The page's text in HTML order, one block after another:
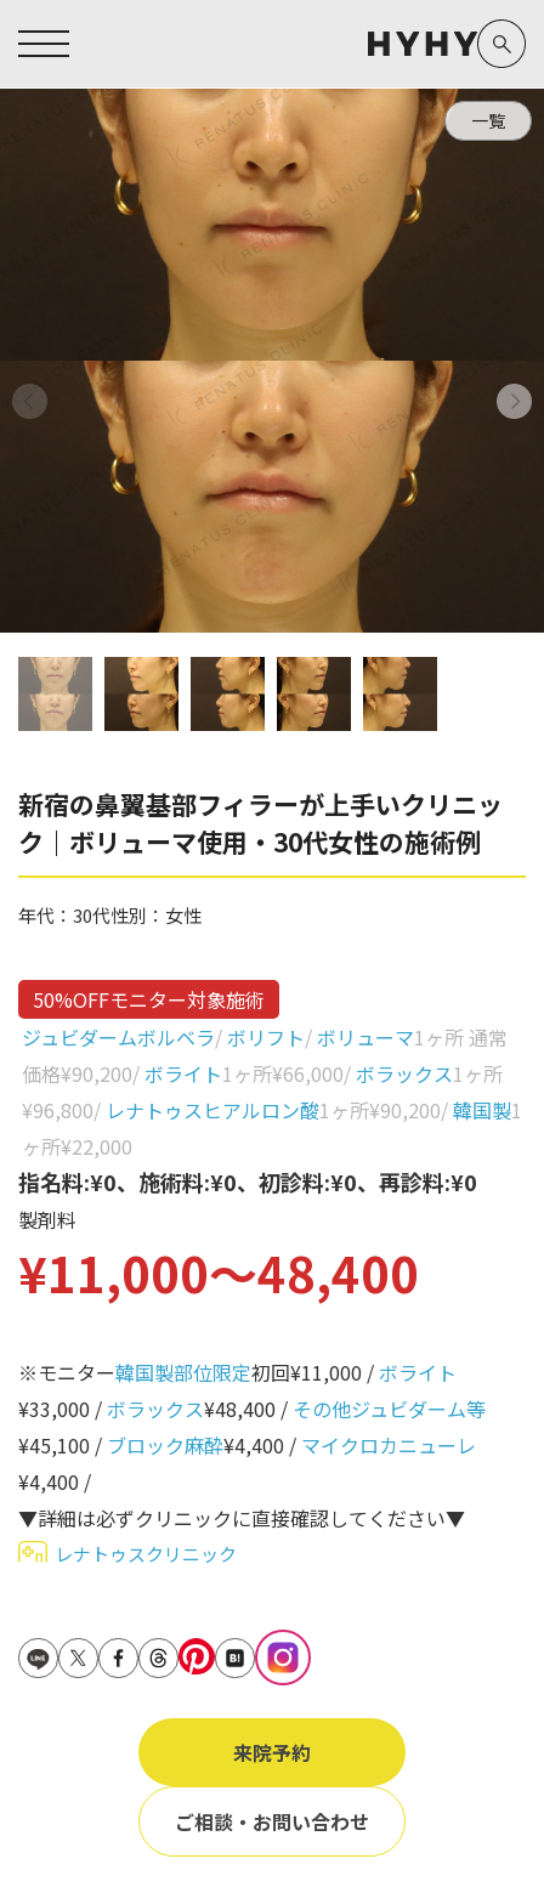
ヒアルロン酸注入症例一覧
医療脱毛症例一覧
アートメイク症例一覧
クリニック一覧
医師一覧
看護師一覧
運営元情報
よくあるご質問
お問い合わせ
プライバシーポリシー
未成年の方へ
規約
コラム
ヒアルロン酸注入 医療脱毛
担当医師から探す
高橋 希
阿部 竜介
Parts
部位から探す
額
こめかみ
目の上
涙袋
眼窩縁（目の下）
ゴルゴライン
鼻
ほうれい線
鼻翼基部
唇
口角
顎
首
ヒアルロン酸リフトアッ
立ち耳
鎖骨
Preparation
製剤から探す
ザーフ(XERF)
ボラックス
ボリューマ
ボリフト
ボライト
レナトゥスヒアルロン酸
ダイヤモンドフィール/ピ
ネハ
リジュラン
ゴウリ
その他
Gender
性別から探す
その他
年代から探す
10代
30代
60代
80代
一覧
新宿の鼻翼基部フィラーが上手いクリニッ
ク｜ボリューマ使用・30代女性の施術例
年代： 30代性別： 女性
50%OFFモニター対象施術
ジュビダームボルベラ/ ボリフト/ ボリューマ1ヶ所 通常
価格¥90,200/ ボライト1ヶ所¥66,000/ ボラックス1ヶ所
¥96,800/ レナトゥスヒアルロン酸1ヶ所¥90,200/韓国製1
ヶ所¥22,000
指名料:¥0、施術料:¥0、初診料:¥0、再診料:¥0
製剤料
¥11,000〜48,400
※モニター韓国製部位限定初回¥11,000 / ボライト
¥33,000 / ボラックス¥48,400 / その他ジュビダーム等
¥45,100 / ブロック麻酔¥4,400 / マイクロカニューレ
¥4,400 /
▼詳細は必ずクリニックに直接確認してください▼
レナトゥスクリニック
来院予約
ご相談・お問い合わせ